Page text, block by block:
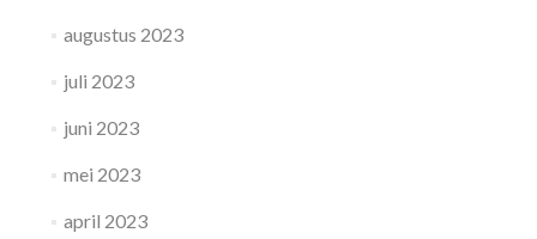
augustus 2023
juli 2023
juni 2023
mei 2023
april 2023